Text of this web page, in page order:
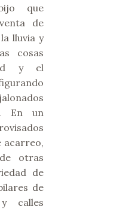
que
de
lluvia y
cosas
y el
En un
acarreo,
otras
de
de
calles